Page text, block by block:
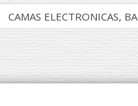
CAMAS ELECTRONICAS,